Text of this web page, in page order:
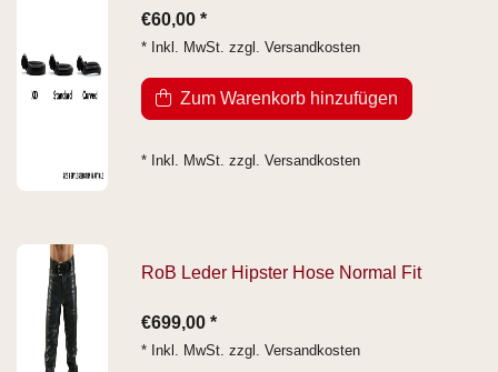
€60,00 *
* Inkl. MwSt. zzgl. Versandkosten
Zum Warenkorb hinzufügen
* Inkl. MwSt. zzgl. Versandkosten
RoB Leder Hipster Hose Normal Fit
€699,00 *
* Inkl. MwSt. zzgl. Versandkosten